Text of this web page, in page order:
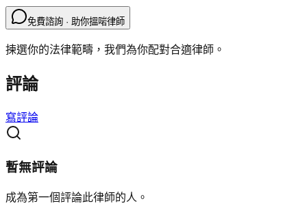
免費諮詢 · 助你搵啱律師
揀選你的法律範疇，我們為你配對合適律師。
評論
寫評論
暫無評論
成為第一個評論此律師的人。